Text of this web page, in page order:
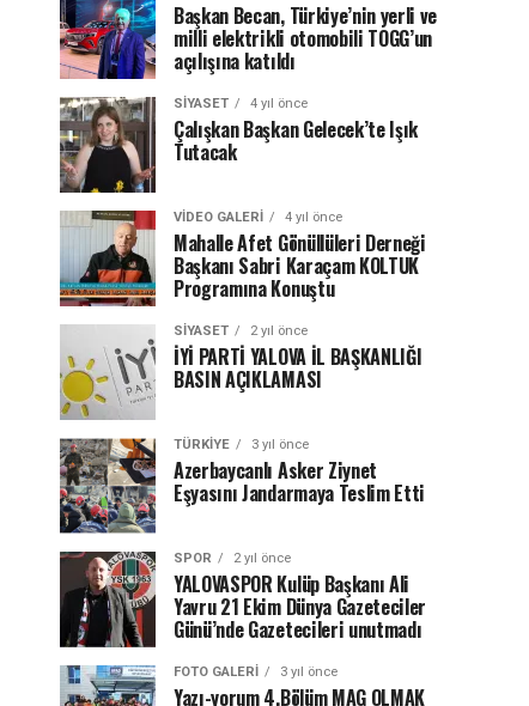
Başkan Becan, Türkiye’nin yerli ve
milli elektrikli otomobili TOGG’un
açılışına katıldı
SIYASET 4 yıl önce
Çalışkan Başkan Gelecek’te Işık
Tutacak
VIDEO GALERI 4 yıl önce
Mahalle Afet Gönüllüleri Derneği
Başkanı Sabri Karaçam KOLTUK
Programına Konuştu
SIYASET 2 yıl önce
İYİ PARTİ YALOVA İL BAŞKANLIĞI
BASIN AÇIKLAMASI
TÜRKIYE 3 yıl önce
Azerbaycanlı Asker Ziynet
Eşyasını Jandarmaya Teslim Etti
SPOR 2 yıl önce
YALOVASPOR Kulüp Başkanı Ali
Yavru 21 Ekim Dünya Gazeteciler
Günü’nde Gazetecileri unutmadı
FOTO GALERI 3 yıl önce
Yazı-yorum 4.Bölüm MAG OLMAK